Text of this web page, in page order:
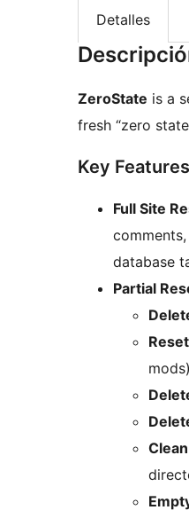
Detalles
ZeroState is a
fresh “zero
Key Features
Full Site
database
Partial